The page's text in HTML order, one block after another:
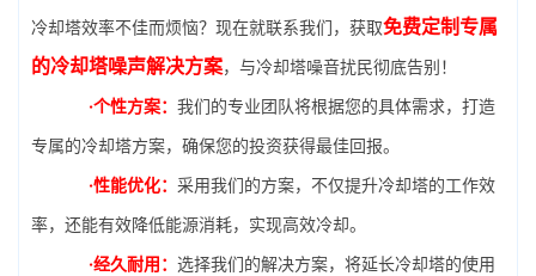
冷却塔效率不佳而烦恼？现在就联系我们，获取免费定制专属
的冷却塔噪声解决方案，与冷却塔噪音扰民彻底告别！
·个性方案： 我们的专业团队将根据您的具体需求，打造
专属的冷却塔方案，确保您的投资获得最佳回报。
·性能优化： 采用我们的方案，不仅提升冷却塔的工作效
率，还能有效降低能源消耗，实现高效冷却。
·经久耐用： 选择我们的解决方案，将延长冷却塔的使用